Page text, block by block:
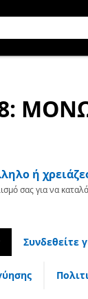
:
ή
σας για να
Συνδεθείτε